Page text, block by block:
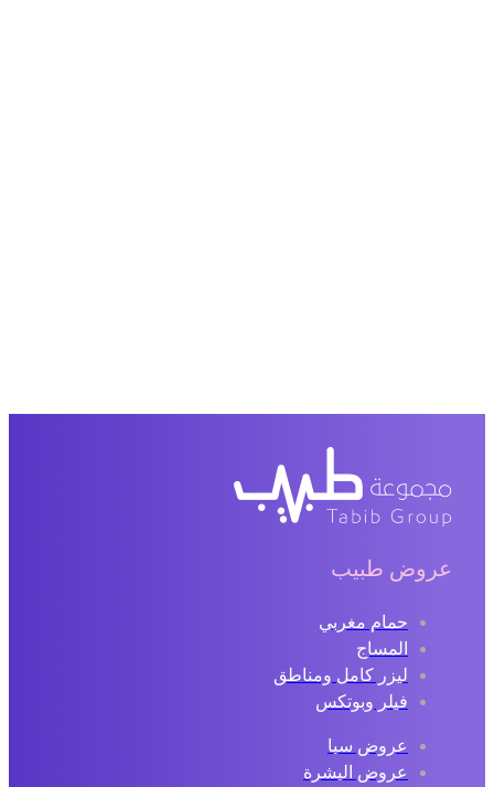
عروض طبيب
حمام مغربي
المساج
ليزر كامل ومناطق
فيلر وبوتكس
عروض سبا
عروض البشرة